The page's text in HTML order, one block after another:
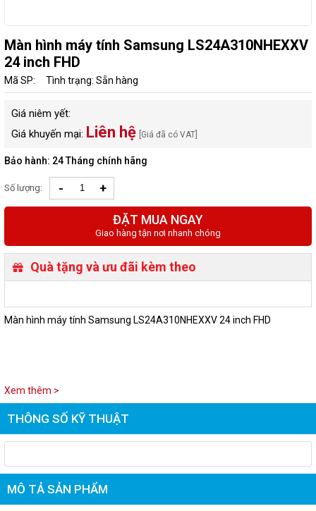
Màn hình máy tính Samsung LS24A310NHEXXV
24 inch FHD
Mã SP: Tình trạng: Sẵn hàng
Giá niêm yết:
Giá khuyến mại: Liên hệ [Giá đã có VAT]
Bảo hành: 24 Tháng chính hãng
Số lượng: - +
ĐẶT MUA NGAY
Giao hàng tận nơi nhanh chóng
Quà tặng và ưu đãi kèm theo
Màn hình máy tính Samsung LS24A310NHEXXV 24 inch FHD
Xem thêm >
THÔNG SỐ KỸ THUẬT
MÔ TẢ SẢN PHẨM